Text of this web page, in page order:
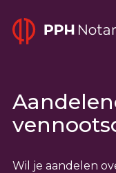
hoofdinhoud
Home
Wil je aandelen